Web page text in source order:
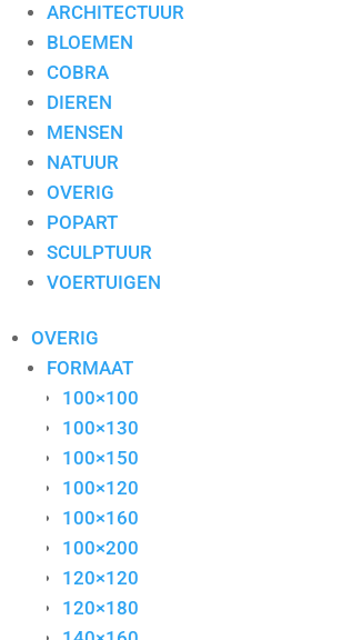
ARCHITECTUUR
BLOEMEN
COBRA
DIEREN
MENSEN
NATUUR
OVERIG
POPART
SCULPTUUR
VOERTUIGEN
OVERIG
FORMAAT
100×100
100×130
100×150
100×120
100×160
100×200
120×120
120×180